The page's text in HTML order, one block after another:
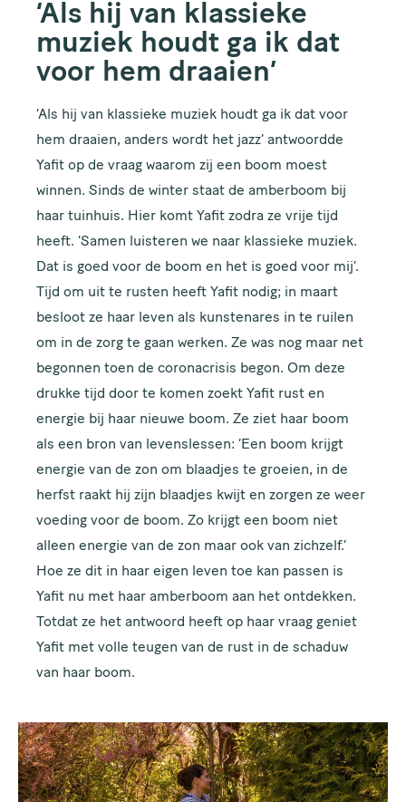
‘Als hij van klassieke
muziek houdt ga ik dat
voor hem draaien’
‘Als hij van klassieke muziek houdt ga ik dat voor
hem draaien, anders wordt het jazz’ antwoordde
Yafit op de vraag waarom zij een boom moest
winnen. Sinds de winter staat de amberboom bij
haar tuinhuis. Hier komt Yafit zodra ze vrije tijd
heeft. ‘Samen luisteren we naar klassieke muziek.
Dat is goed voor de boom en het is goed voor mij’.
Tijd om uit te rusten heeft Yafit nodig; in maart
besloot ze haar leven als kunstenares in te ruilen
om in de zorg te gaan werken. Ze was nog maar net
begonnen toen de coronacrisis begon. Om deze
drukke tijd door te komen zoekt Yafit rust en
energie bij haar nieuwe boom. Ze ziet haar boom
als een bron van levenslessen: ‘Een boom krijgt
energie van de zon om blaadjes te groeien, in de
herfst raakt hij zijn blaadjes kwijt en zorgen ze weer
voeding voor de boom. Zo krijgt een boom niet
alleen energie van de zon maar ook van zichzelf.’
Hoe ze dit in haar eigen leven toe kan passen is
Yafit nu met haar amberboom aan het ontdekken.
Totdat ze het antwoord heeft op haar vraag geniet
Yafit met volle teugen van de rust in de schaduw
van haar boom.